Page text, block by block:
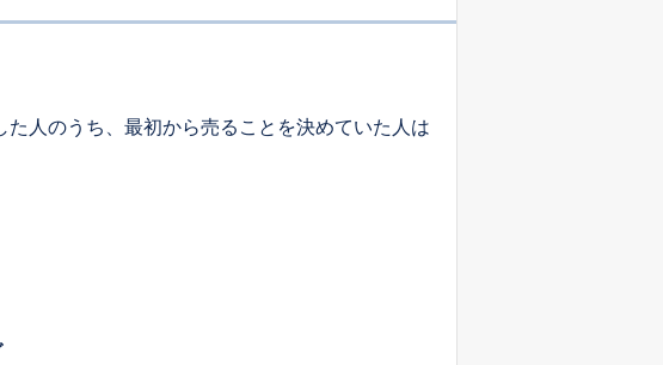
人のうち、最初から売ることを決めていた人は